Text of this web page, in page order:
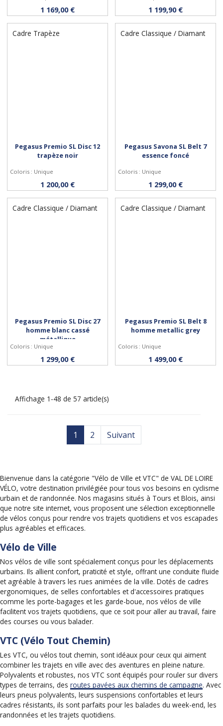
Personnaliser
1 169,00 € Personnaliser
1 199,90 €
Cadre Trapèze
Personnaliser
Pegasus Premio SL Disc 12
trapèze noir
Coloris : Unique
1 200,00 €
Cadre Classique / Diamant
Personnaliser
Pegasus Savona SL Belt 7
essence foncé
Coloris : Unique
1 299,00 €
Cadre Classique / Diamant
Personnaliser
Pegasus Premio SL Disc 27
homme blanc cassé
métallique
Coloris : Unique
1 299,00 €
Cadre Classique / Diamant
Personnaliser
Pegasus Premio SL Belt 8
homme metallic grey
Coloris : Unique
1 499,00 €
Affichage 1-48 de 57 article(s)
1 2 Suivant
Bienvenue dans la catégorie "Vélo de Ville et VTC" de VAL DE LOIRE
VÉLO, votre destination privilégiée pour tous vos besoins en cyclisme
urbain et de randonnée. Nos magasins situés à Tours et Blois, ainsi
que notre site internet, vous proposent une sélection exceptionnelle
de vélos conçus pour rendre vos trajets quotidiens et vos escapades
plus agréables et efficaces.
Vélo de Ville
Nos vélos de ville sont spécialement conçus pour les déplacements
urbains. Ils allient confort, praticité et style, offrant une conduite fluide
et agréable à travers les rues animées de la ville. Dotés de cadres
ergonomiques, de selles confortables et d'accessoires pratiques
comme les porte-bagages et les garde-boue, nos vélos de ville
facilitent vos trajets quotidiens, que ce soit pour aller au travail, faire
des courses ou vous balader.
VTC (Vélo Tout Chemin)
Les VTC, ou vélos tout chemin, sont idéaux pour ceux qui aiment
combiner les trajets en ville avec des aventures en pleine nature.
Polyvalents et robustes, nos VTC sont équipés pour rouler sur divers
types de terrains, des routes pavées aux chemins de campagne. Avec
leurs pneus polyvalents, leurs suspensions confortables et leurs
cadres résistants, ils sont parfaits pour les balades du week-end, les
randonnées et les trajets quotidiens.